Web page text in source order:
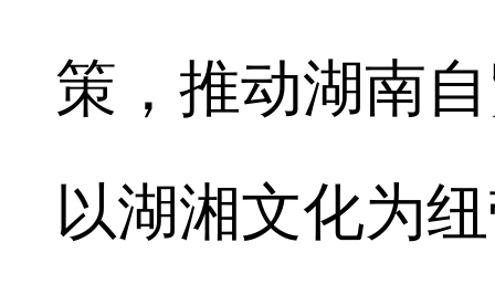
策，推动湖南
以湖湘文化为